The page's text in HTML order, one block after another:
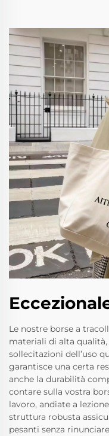
Le nostre borse a
materiali di alta
sollecitazioni dell’uso
garantisce una certa
anche la durabilità
contare sulla vostra
lavoro, andiate a
struttura robusta
pesanti senza